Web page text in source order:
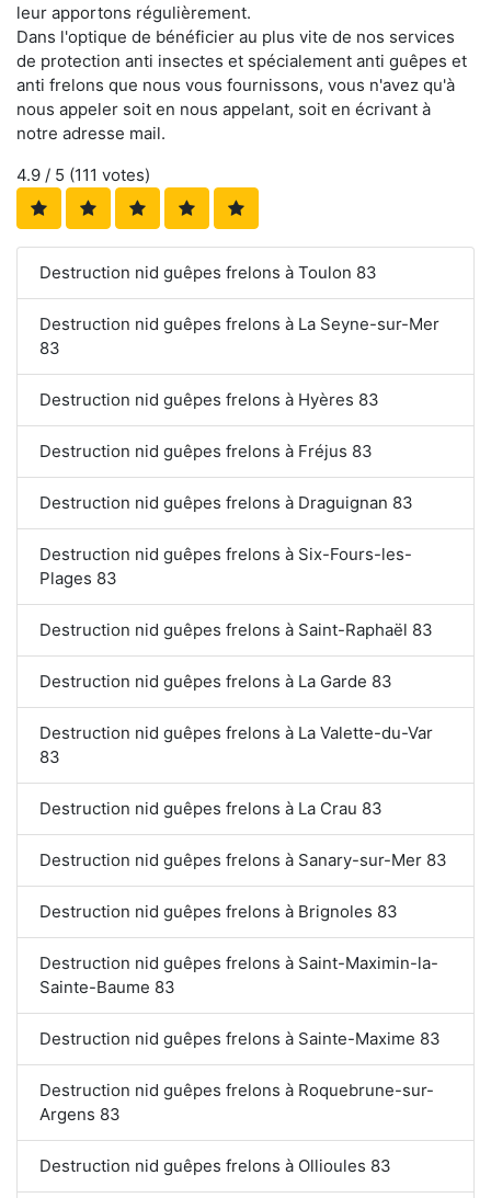
leur apportons régulièrement.
Dans l'optique de bénéficier au plus vite de nos services
de protection anti insectes et spécialement anti guêpes et
anti frelons que nous vous fournissons, vous n'avez qu'à
nous appeler soit en nous appelant, soit en écrivant à
notre adresse mail.
4.9 / 5 (111 votes)
Destruction nid guêpes frelons à Toulon 83
Destruction nid guêpes frelons à La Seyne-sur-Mer
83
Destruction nid guêpes frelons à Hyères 83
Destruction nid guêpes frelons à Fréjus 83
Destruction nid guêpes frelons à Draguignan 83
Destruction nid guêpes frelons à Six-Fours-les-
Plages 83
Destruction nid guêpes frelons à Saint-Raphaël 83
Destruction nid guêpes frelons à La Garde 83
Destruction nid guêpes frelons à La Valette-du-Var
83
Destruction nid guêpes frelons à La Crau 83
Destruction nid guêpes frelons à Sanary-sur-Mer 83
Destruction nid guêpes frelons à Brignoles 83
Destruction nid guêpes frelons à Saint-Maximin-la-
Sainte-Baume 83
Destruction nid guêpes frelons à Sainte-Maxime 83
Destruction nid guêpes frelons à Roquebrune-sur-
Argens 83
Destruction nid guêpes frelons à Ollioules 83